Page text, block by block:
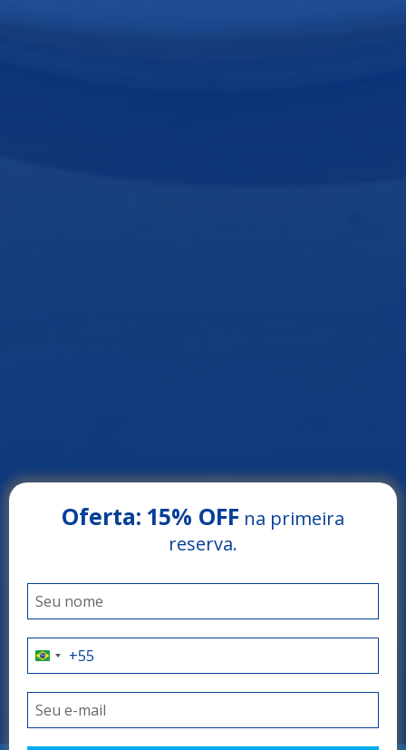
Oferta: 15% OFF na primeira
reserva.
Arrey Beach Hotel
PARNAÍBA - PIAUÍ
O refúgio perfeito!